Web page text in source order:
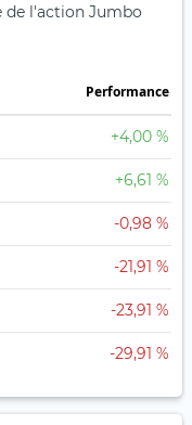
de l'action Jumbo
Performance
+4,00 %
+6,61 %
-0,98 %
-21,91 %
-23,91 %
-29,91 %